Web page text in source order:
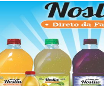
CEMEF - A MAIOR REFERENCIA